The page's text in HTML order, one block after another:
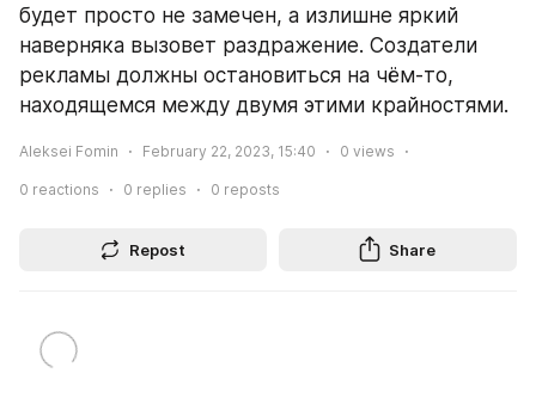
будет просто не замечен, а излишне яркий
наверняка вызовет раздражение. Создатели
рекламы должны остановиться на чём-то,
находящемся между двумя этими крайностями.
Aleksei Fomin February 22, 2023, 15:40 0 views
0 reactions 0 replies 0 reposts
Repost Share